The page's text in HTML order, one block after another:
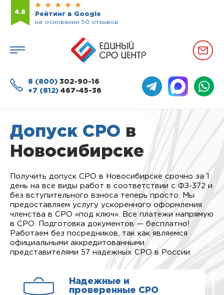
4.8
Рейтинг в Google
на основании 50 отзывов
8 (800) 302-90-16
+7 (812) 467-45-36
Допуск СРО в
Новосибирске
Получить допуск СРО в Новосибирске срочно за 1
день на все виды работ в соответствии с ФЗ-372 и
без вступительного взноса теперь просто. Мы
предоставляем услугу ускоренного оформления
членства в СРО «под ключ». Все платежи напрямую
в СРО. Подготовка документов — бесплатно!
Работаем без посредников, так как являемся
официальными аккредитованными
представителями 57 надежных СРО в России.
Надежные и
проверенные СРО